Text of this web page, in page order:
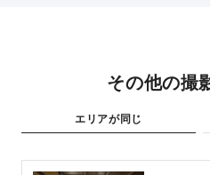
その他の撮
エリアが同じ